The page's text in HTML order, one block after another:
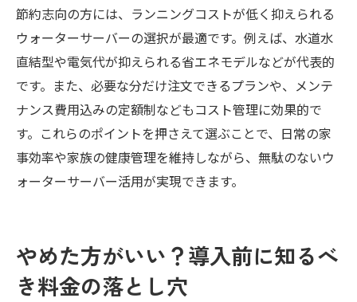
節約志向の方には、ランニングコストが低く抑えられる
ウォーターサーバーの選択が最適です。例えば、水道水
直結型や電気代が抑えられる省エネモデルなどが代表的
です。また、必要な分だけ注文できるプランや、メンテ
ナンス費用込みの定額制などもコスト管理に効果的で
す。これらのポイントを押さえて選ぶことで、日常の家
事効率や家族の健康管理を維持しながら、無駄のないウ
ォーターサーバー活用が実現できます。
やめた方がいい？導入前に知るべ
き料金の落とし穴